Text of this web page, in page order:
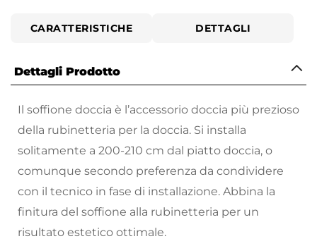
CARATTERISTICHE DETTAGLI
Dettagli Prodotto
Il soffione doccia è l’accessorio doccia più prezioso
della rubinetteria per la doccia. Si installa
solitamente a 200-210 cm dal piatto doccia, o
comunque secondo preferenza da condividere
con il tecnico in fase di installazione. Abbina la
finitura del soffione alla rubinetteria per un
risultato estetico ottimale.